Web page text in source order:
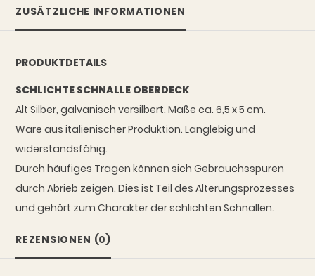
ZUSÄTZLICHE INFORMATIONEN
PRODUKTDETAILS
SCHLICHTE SCHNALLE OBERDECK
Alt Silber, galvanisch versilbert. Maße ca. 6,5 x 5 cm.
Ware aus italienischer Produktion. Langlebig und
widerstandsfähig.
Durch häufiges Tragen können sich Gebrauchsspuren
durch Abrieb zeigen. Dies ist Teil des Alterungsprozesses
und gehört zum Charakter der schlichten Schnallen.
REZENSIONEN (0)